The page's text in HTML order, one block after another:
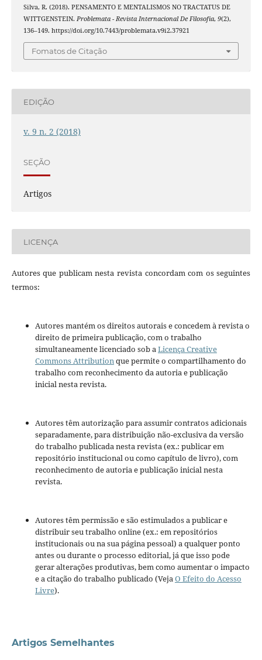
Silva, R. (2018). PENSAMENTO E MENTALISMOS NO TRACTATUS DE
WITTGENSTEIN. Problemata - Revista Internacional De Filosofia, 9(2),
136–149. https://doi.org/10.7443/problemata.v9i2.37921
Fomatos de Citação
EDIÇÃO
v. 9 n. 2 (2018)
SEÇÃO
Artigos
LICENÇA
Autores que publicam nesta revista concordam com os seguintes
termos:
Autores mantém os direitos autorais e concedem à revista o
direito de primeira publicação, com o trabalho
simultaneamente licenciado sob aLicença Creative
Commons Attributionque permite o compartilhamento do
trabalho com reconhecimento da autoria e publicação
inicial nesta revista.
Autores têm autorização para assumir contratos adicionais
separadamente, para distribuição não-exclusiva da versão
do trabalho publicada nesta revista (ex.: publicar em
repositório institucional ou como capítulo de livro), com
reconhecimento de autoria e publicação inicial nesta
revista.
Autores têm permissão e são estimulados a publicar e
distribuir seu trabalho online (ex.: em repositórios
institucionais ou na sua página pessoal) a qualquer ponto
antes ou durante o processo editorial, já que isso pode
gerar alterações produtivas, bem como aumentar o impacto
e a citação do trabalho publicado (VejaO Efeito do Acesso
Livre).
Artigos Semelhantes